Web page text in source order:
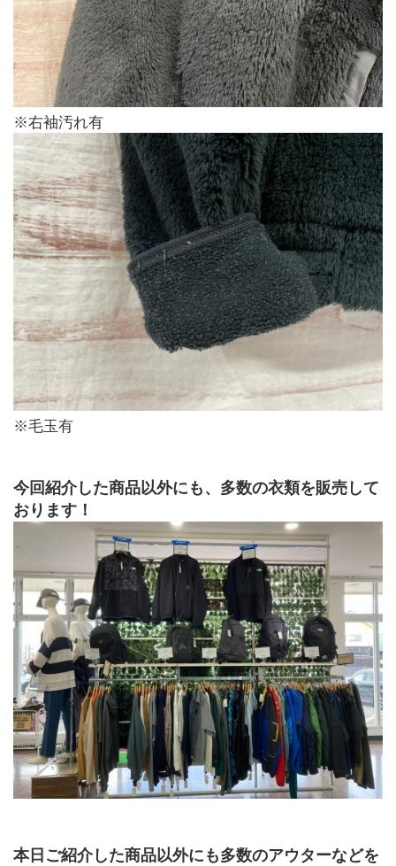
※右袖汚れ有
※毛玉有
今回紹介した商品以外にも、多数の衣類を販売して
おります！
本日ご紹介した商品以外にも多数のアウターなどを